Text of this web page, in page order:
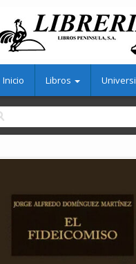
Inicio Libros